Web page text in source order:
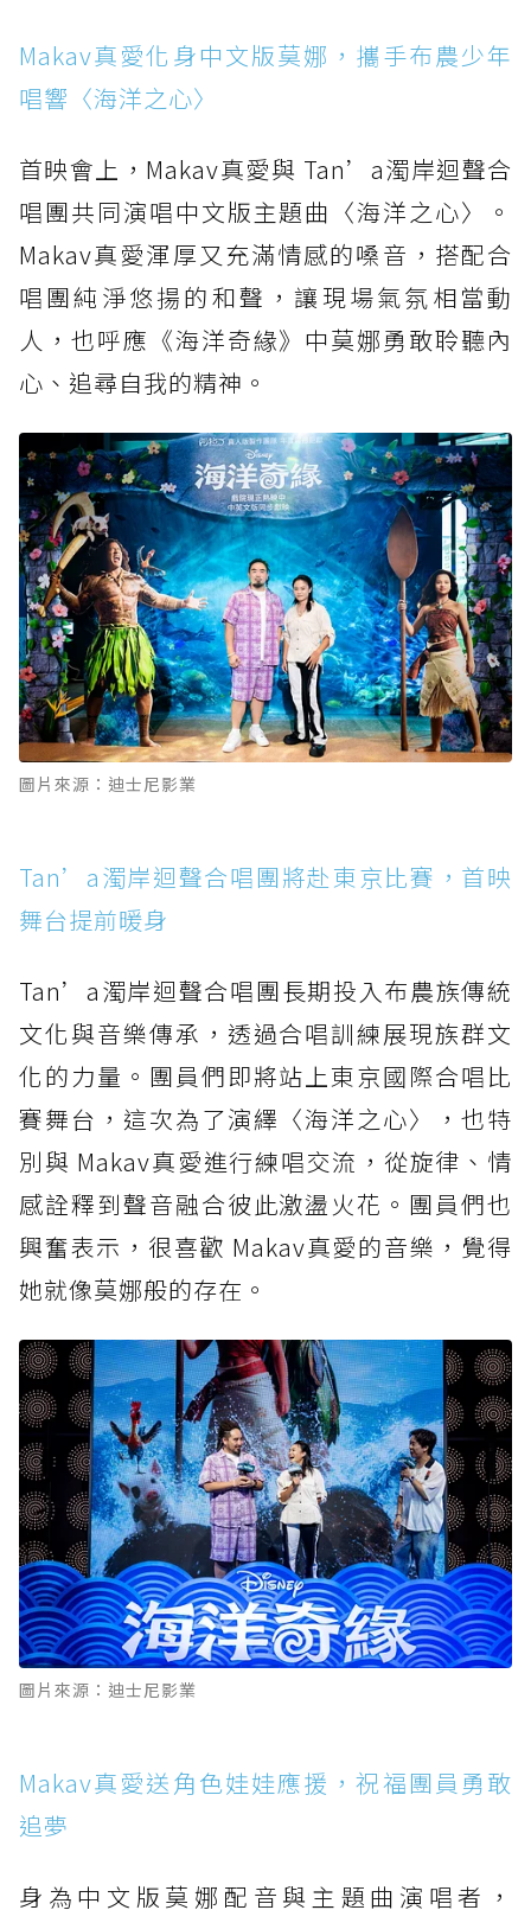
Makav真愛化身中文版莫娜，攜手布農少年
唱響〈海洋之心〉
首映會上，Makav真愛與 Tan’a濁岸迴聲合
唱團共同演唱中文版主題曲〈海洋之心〉。
Makav真愛渾厚又充滿情感的嗓音，搭配合
唱團純淨悠揚的和聲，讓現場氣氛相當動
人，也呼應《海洋奇緣》中莫娜勇敢聆聽內
心、追尋自我的精神。
圖片來源：迪士尼影業
Tan’a濁岸迴聲合唱團將赴東京比賽，首映
舞台提前暖身
Tan’a濁岸迴聲合唱團長期投入布農族傳統
文化與音樂傳承，透過合唱訓練展現族群文
化的力量。團員們即將站上東京國際合唱比
賽舞台，這次為了演繹〈海洋之心〉，也特
別與 Makav真愛進行練唱交流，從旋律、情
感詮釋到聲音融合彼此激盪火花。團員們也
興奮表示，很喜歡 Makav真愛的音樂，覺得
她就像莫娜般的存在。
圖片來源：迪士尼影業
Makav真愛送角色娃娃應援，祝福團員勇敢
追夢
身為中文版莫娜配音與主題曲演唱者，